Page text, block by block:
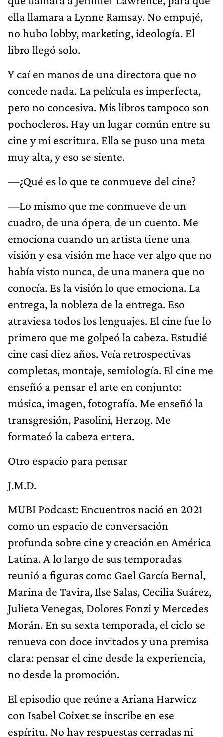
ella llamara a Lynne Ramsay. No empujé,
no hubo lobby, marketing, ideología. El
libro llegó solo.
Y caí en manos de una directora que no
concede nada. La película es imperfecta,
pero no concesiva. Mis libros tampoco son
pochocleros. Hay un lugar común entre su
cine y mi escritura. Ella se puso una meta
muy alta, y eso se siente.
—¿Qué es lo que te conmueve del cine?
—Lo mismo que me conmueve de un
cuadro, de una ópera, de un cuento. Me
emociona cuando un artista tiene una
visión y esa visión me hace ver algo que no
había visto nunca, de una manera que no
conocía. Es la visión lo que emociona. La
entrega, la nobleza de la entrega. Eso
atraviesa todos los lenguajes. El cine fue lo
primero que me golpeó la cabeza. Estudié
cine casi diez años. Veía retrospectivas
completas, montaje, semiología. El cine me
enseñó a pensar el arte en conjunto:
música, imagen, fotografía. Me enseñó la
transgresión, Pasolini, Herzog. Me
formateó la cabeza entera.
Otro espacio para pensar
J.M.D.
MUBI Podcast: Encuentros nació en 2021
como un espacio de conversación
profunda sobre cine y creación en América
Latina. A lo largo de sus temporadas
reunió a figuras como Gael García Bernal,
Marina de Tavira, Ilse Salas, Cecilia Suárez,
Julieta Venegas, Dolores Fonzi y Mercedes
Morán. En su sexta temporada, el ciclo se
renueva con doce invitados y una premisa
clara: pensar el cine desde la experiencia,
no desde la promoción.
El episodio que reúne a Ariana Harwicz
con Isabel Coixet se inscribe en ese
espíritu. No hay respuestas cerradas ni